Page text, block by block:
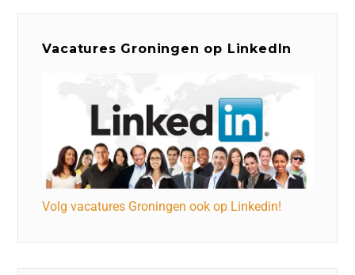
Vacatures Groningen op LinkedIn
Volg vacatures Groningen ook op Linkedin!